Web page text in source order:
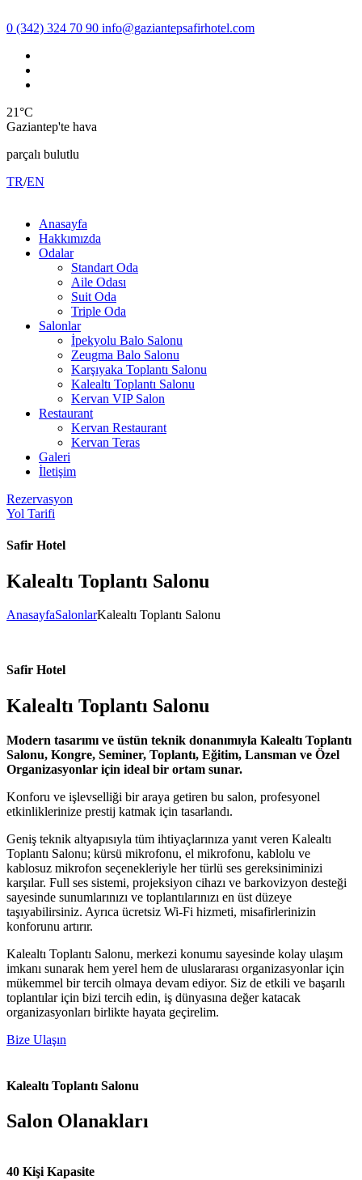
0 (342) 324 70 90 info@gaziantepsafirhotel.com
21°C
Gaziantep'te hava
parçalı bulutlu
TR/EN
Anasayfa
Hakkımızda
Odalar
Standart Oda
Aile Odası
Suit Oda
Triple Oda
Salonlar
İpekyolu Balo Salonu
Zeugma Balo Salonu
Karşıyaka Toplantı Salonu
Kalealtı Toplantı Salonu
Kervan VIP Salon
Restaurant
Kervan Restaurant
Kervan Teras
Galeri
İletişim
Rezervasyon
Yol Tarifi
Safir Hotel
Kalealtı Toplantı Salonu
AnasayfaSalonlarKalealtı Toplantı Salonu
Safir Hotel
Kalealtı Toplantı Salonu
Modern tasarımı ve üstün teknik donanımıyla Kalealtı Toplantı
Salonu, Kongre, Seminer, Toplantı, Eğitim, Lansman ve Özel
Organizasyonlar için ideal bir ortam sunar.
Konforu ve işlevselliği bir araya getiren bu salon, profesyonel
etkinliklerinize prestij katmak için tasarlandı.
Geniş teknik altyapısıyla tüm ihtiyaçlarınıza yanıt veren Kalealtı
Toplantı Salonu; kürsü mikrofonu, el mikrofonu, kablolu ve
kablosuz mikrofon seçenekleriyle her türlü ses gereksiniminizi
karşılar. Full ses sistemi, projeksiyon cihazı ve barkovizyon desteği
sayesinde sunumlarınızı ve toplantılarınızı en üst düzeye
taşıyabilirsiniz. Ayrıca ücretsiz Wi-Fi hizmeti, misafirlerinizin
konforunu artırır.
Kalealtı Toplantı Salonu, merkezi konumu sayesinde kolay ulaşım
imkanı sunarak hem yerel hem de uluslararası organizasyonlar için
mükemmel bir tercih olmaya devam ediyor. Siz de etkili ve başarılı
toplantılar için bizi tercih edin, iş dünyasına değer katacak
organizasyonları birlikte hayata geçirelim.
Bize Ulaşın
Kalealtı Toplantı Salonu
Salon Olanakları
40 Kişi Kapasite